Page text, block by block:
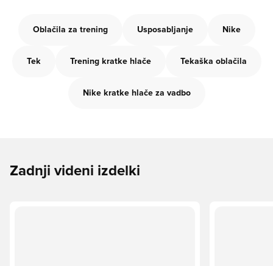
Oblačila za trening Usposabljanje Nike
Tek Trening kratke hlače Tekaška oblačila
Nike kratke hlače za vadbo
Zadnji videni izdelki